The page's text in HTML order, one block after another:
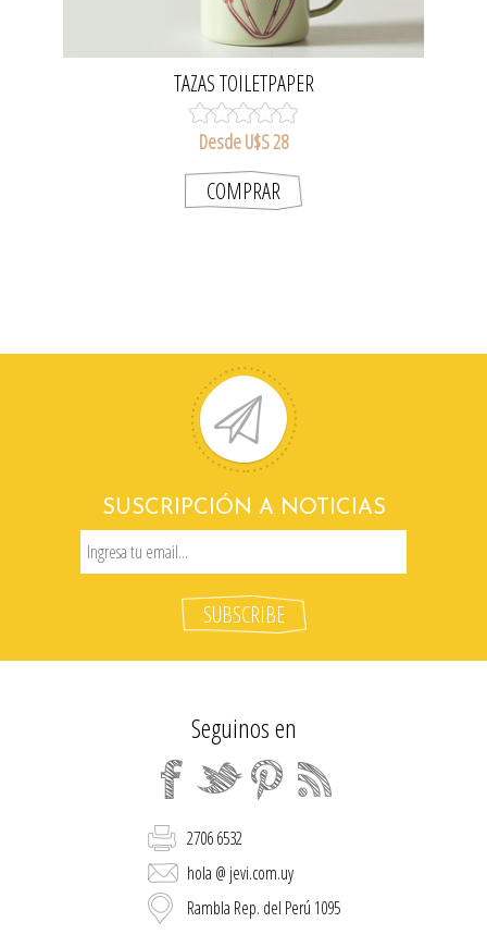
TAZAS TOILETPAPER
Desde U$S 28
SUSCRIPCIÓN A NOTICIAS
Seguinos en
2706 6532
hola @ jevi.com.uy
Rambla Rep. del Perú 1095